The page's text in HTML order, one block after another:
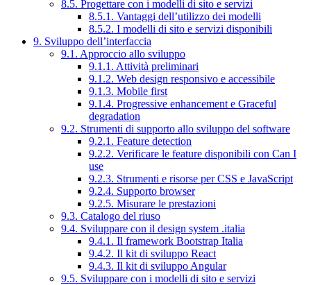
8.5. Progettare con i modelli di sito e servizi
8.5.1. Vantaggi dell’utilizzo dei modelli
8.5.2. I modelli di sito e servizi disponibili
9. Sviluppo dell’interfaccia
9.1. Approccio allo sviluppo
9.1.1. Attività preliminari
9.1.2. Web design responsivo e accessibile
9.1.3. Mobile first
9.1.4. Progressive enhancement e Graceful
degradation
9.2. Strumenti di supporto allo sviluppo del software
9.2.1. Feature detection
9.2.2. Verificare le feature disponibili con Can I
use
9.2.3. Strumenti e risorse per CSS e JavaScript
9.2.4. Supporto browser
9.2.5. Misurare le prestazioni
9.3. Catalogo del riuso
9.4. Sviluppare con il design system .italia
9.4.1. Il framework Bootstrap Italia
9.4.2. Il kit di sviluppo React
9.4.3. Il kit di sviluppo Angular
9.5. Sviluppare con i modelli di sito e servizi